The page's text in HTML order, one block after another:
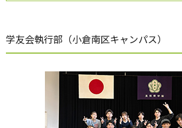
学友会執行部（小倉南区キャンパス）